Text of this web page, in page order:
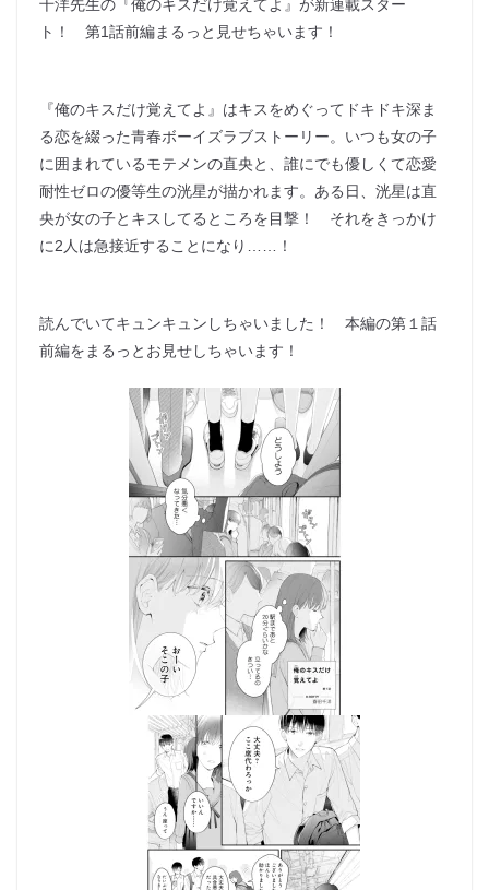
千洋先生の『俺のキスだけ覚えてよ』が新連載スター
ト！ 第1話前編まるっと見せちゃいます！
『俺のキスだけ覚えてよ』はキスをめぐってドキドキ深ま
る恋を綴った青春ボーイズラブストーリー。いつも女の子
に囲まれているモテメンの直央と、誰にでも優しくて恋愛
耐性ゼロの優等生の洸星が描かれます。ある日、洸星は直
央が女の子とキスしてるところを目撃！ それをきっかけ
に2人は急接近することになり……！
読んでいてキュンキュンしちゃいました！ 本編の第１話
前編をまるっとお見せしちゃいます！